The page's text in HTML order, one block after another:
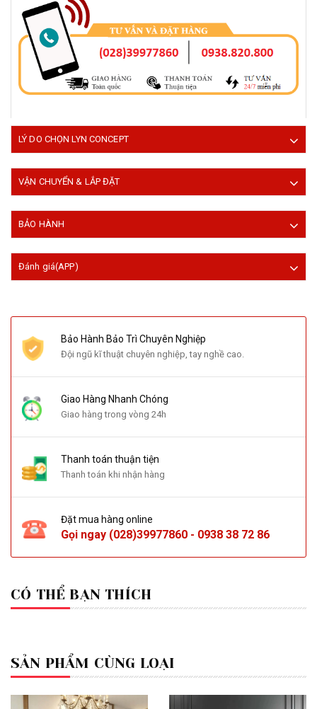
LÝ DO CHỌN LYN CONCEPT
VẬN CHUYỂN & LẮP ĐẶT
BẢO HÀNH
Đánh giá(APP)
Bảo Hành Bảo Trì Chuyên Nghiệp
Đội ngũ kĩ thuật chuyên nghiệp, tay nghề cao.
Giao Hàng Nhanh Chóng
Giao hàng trong vòng 24h
Thanh toán thuận tiện
Thanh toán khi nhận hàng
Đặt mua hàng online
Gọi ngay (028)39977860 - 0938 38 72 86
CÓ THỂ BẠN THÍCH
SẢN PHẨM CÙNG LOẠI